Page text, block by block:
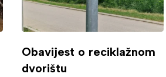
Obavijest o reciklažnom
dvorištu